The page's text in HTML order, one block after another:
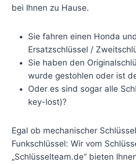
bei Ihnen zu Hause.
Sie fahren einen Honda
Ersatzschlüssel /
Sie haben den
wurde gestohlen oder ist
Oder es sind sogar alle
key-lost)?
Egal ob mechanischer
Funkschlüssel: Wir vom
„Schlüsselteam.de“ bieten